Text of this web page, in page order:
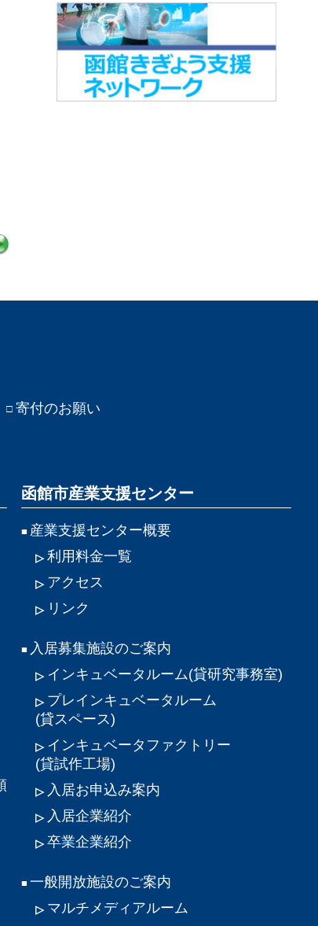
寄付のお願い
函館市産業支援センター
産業支援センター概要
利用料金一覧
アクセス
リンク
入居募集施設のご案内
インキュベータルーム(貸研究事務室)
プレインキュベータルーム
(貸スペース)
インキュベータファクトリー
(貸試作工場)
入居お申込み案内
入居企業紹介
卒業企業紹介
一般開放施設のご案内
マルチメディアルーム